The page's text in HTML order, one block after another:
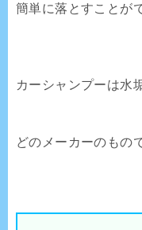
簡単に落とすことが
カーシャンプーは水
どのメーカーのもの